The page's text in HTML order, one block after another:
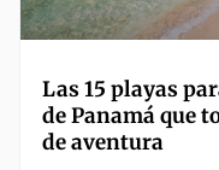
Las 15 playas
de Panamá que
de aventura